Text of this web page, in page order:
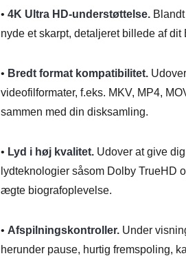
• 4K Ultra HD-understøttelse.
nyde et skarpt, detaljeret billede af
• Bredt format kompatibilitet.
videofilformater, f.eks. MKV, MP4,
sammen med din disksamling.
• Lyd i høj kvalitet. Udover at give
lydteknologier såsom Dolby TrueHD
ægte biografoplevelse.
• Afspilningskontroller. Under
herunder pause, hurtig fremspoling,